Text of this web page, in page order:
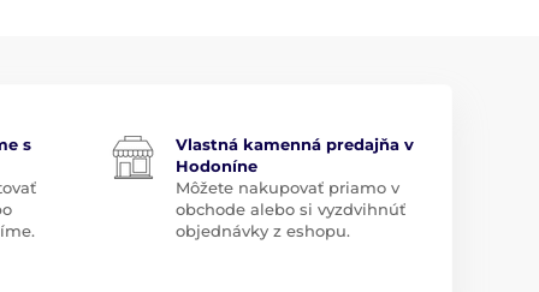
s
Vlastná kamenná predajňa v
Hodoníne
Môžete nakupovať priamo v
obchode alebo si vyzdvihnúť
objednávky z eshopu.